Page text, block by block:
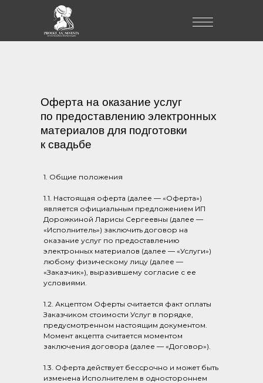
Оферта на оказание услуг
по предоставлению электронных
материалов для подготовки
к свадьбе
1. Общие положения
1.1. Настоящая оферта (далее — «Оферта»)
является официальным предложением ИП
Дорожкиной Ларисы Сергеевны (далее —
«Исполнитель») заключить договор на
оказание услуг по предоставлению
электронных материалов (далее — «Услуги»)
любому физическому лицу (далее —
«Заказчик»), выразившему согласие с ее
условиями.
1.2. Акцептом Оферты считается факт оплаты
Заказчиком стоимости Услуг в порядке,
предусмотренном настоящим документом.
Момент акцепта считается моментом
заключения договора (далее — «Договор»).
1.3. Оферта действует бессрочно и может быть
изменена Исполнителем в одностороннем